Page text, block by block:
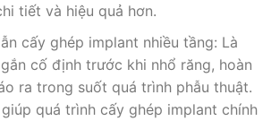
tiết và hiệu quả hơn.
cấy ghép implant nhiều tầng: Là
cố định trước khi nhổ răng, hoàn
ra trong suốt quá trình phẫu thuật.
quá trình cấy ghép implant chính